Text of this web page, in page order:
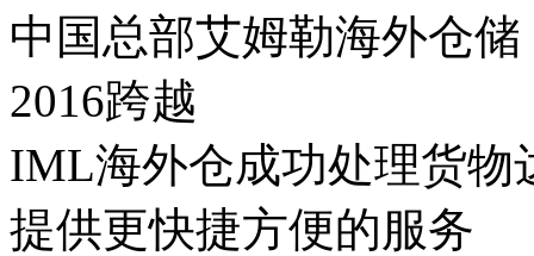
中国总部艾姆勒海外仓
2016跨越
IML海外仓成功处理货物
提供更快捷方便的服务